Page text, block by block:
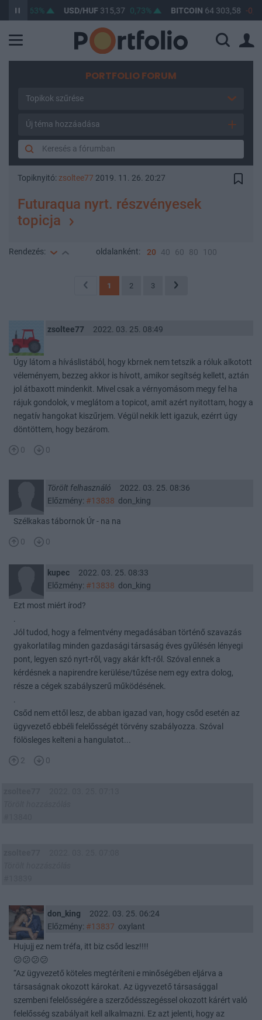
0,63% USD/HUF315,37 0,73% BITCOIN64 303,58 -0,46%
PORTFOLIO FORUM
Topikok szűrése
Új téma hozzáadása
Topiknyitó: zsoltee77 2019. 11. 26. 20:27
Futuraqua nyrt. részvényesek
topicja
Rendezés: oldalanként: 20 40 60 80 100
1 2 3
zsoltee77 2022. 03. 25. 08:49
Úgy látom a híváslistából, hogy kbrnek nem tetszik a róluk alkotott
véleményem, bezzeg akkor is hívott, amikor segítség kellett, aztán
jol átbaxott mindenkit. Mivel csak a vérnyomásom megy fel ha
rájuk gondolok, v meglátom a topicot, amit azért nyitottam, hogy a
negatív hangokat kiszűrjem. Végül nekik lett igazuk, ezérrt úgy
döntöttem, hogy bezárom.
0 0
Törölt felhasználó
2022. 03. 25. 08:36
Előzmény: #13838 don_king
Szélkakas tábornok Úr - na na
0 0
kupec
2022. 03. 25. 08:33
Előzmény: #13838 don_king
Ezt most miért írod?
.
Jól tudod, hogy a felmentvény megadásában történő szavazás
gyakorlatilag minden gazdasági társaság éves gyűlésén lényegi
pont, legyen szó nyrt-ről, vagy akár kft-ről. Szóval ennek a
kérdésnek a napirendre kerülése/tűzése nem egy extra dolog,
része a cégek szabályszerű működésének.
.
Csőd nem ettől lesz, de abban igazad van, hogy csőd esetén az
ügyvezető ebbéli felelősségét törvény szabályozza. Szóval
fölösleges kelteni a hangulatot...
2 0
don_king
2022. 03. 25. 06:24
Előzmény: #13837 oxylant
Hujujj ez nem tréfa, itt biz csőd lesz!!!!
😕😕😕😕
“Az ügyvezető köteles megtéríteni e minőségében eljárva a
társaságnak okozott károkat. Az ügyvezető társasággal
szembeni felelősségére a szerződésszegéssel okozott kárért való
felelősség szabályait kell alkalmazni. Ez azt jelenti, hogy az